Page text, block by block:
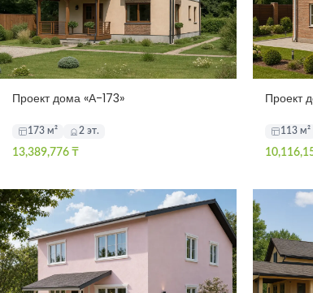
Проект дома «А-173»
173 м² 2 эт.
13,389,776 ₸
Проект
113 м²